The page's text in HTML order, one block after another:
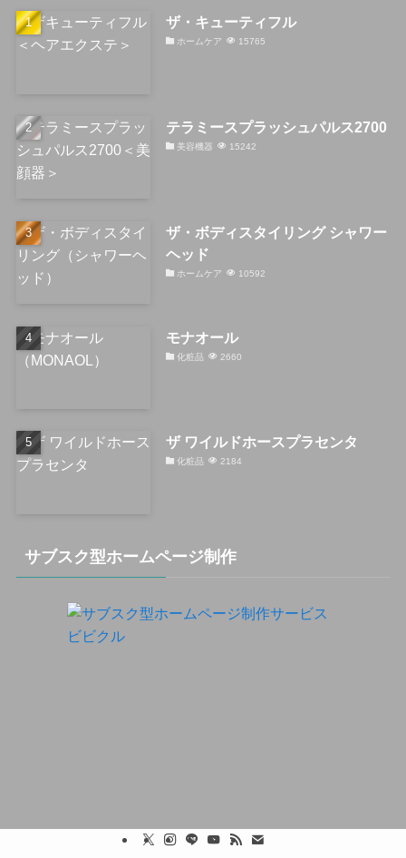
ザ・キューティフル
ホームケア 15765
テラミースプラッシュパルス2700
美容機器 15242
ザ・ボディスタイリング シャワー
ヘッド
ホームケア 10592
モナオール
化粧品 2660
ザ ワイルドホースプラセンタ
化粧品 2184
サブスク型ホームページ制作